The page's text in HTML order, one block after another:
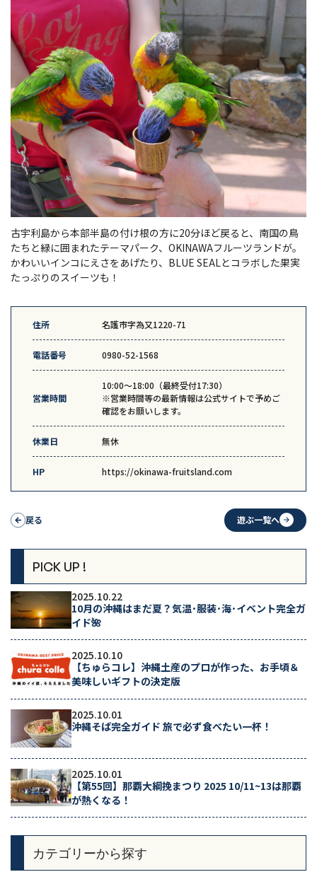
古宇利島から本部半島の付け根の方に20分ほど戻ると、南国の鳥
たちと緑に囲まれたテーマパーク、OKINAWAフルーツランドが。
かわいいインコにえさをあげたり、BLUE SEALとコラボした果実
たっぷりのスイーツも！
住所 名護市字為又1220-71
電話番号 0980-52-1568
営業時間
10:00〜18:00（最終受付17:30）
※営業時間等の最新情報は公式サイトで予めご
確認をお願いします。
休業日 無休
HP https://okinawa-fruitsland.com
戻る 遊ぶ一覧へ
PICK UP !
2025.10.22
10月の沖縄はまだ夏？気温･服装･海･イベント完全ガ
イド🌺
2025.10.10
【ちゅらコレ】沖縄土産のプロが作った、お手頃＆
美味しいギフトの決定版
2025.10.01
沖縄そば完全ガイド 旅で必ず食べたい一杯！
2025.10.01
【第55回】那覇大綱挽まつり 2025 10/11~13は那覇
が熱くなる！
カテゴリーから探す